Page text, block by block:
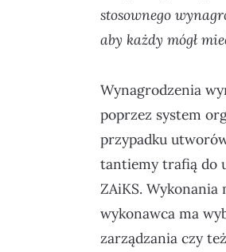
stosownego
aby każdy mógł
Wynagrodzenia
poprzez system
przypadku
tantiemy trafią do
ZAiKS. Wykonania
wykonawca ma
zarządzania czy